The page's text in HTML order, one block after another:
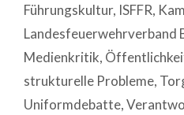
Führungskultur, ISFFR,
Landesfeuerwehrverband
Medienkritik,
strukturelle Probleme,
Uniformdebatte,